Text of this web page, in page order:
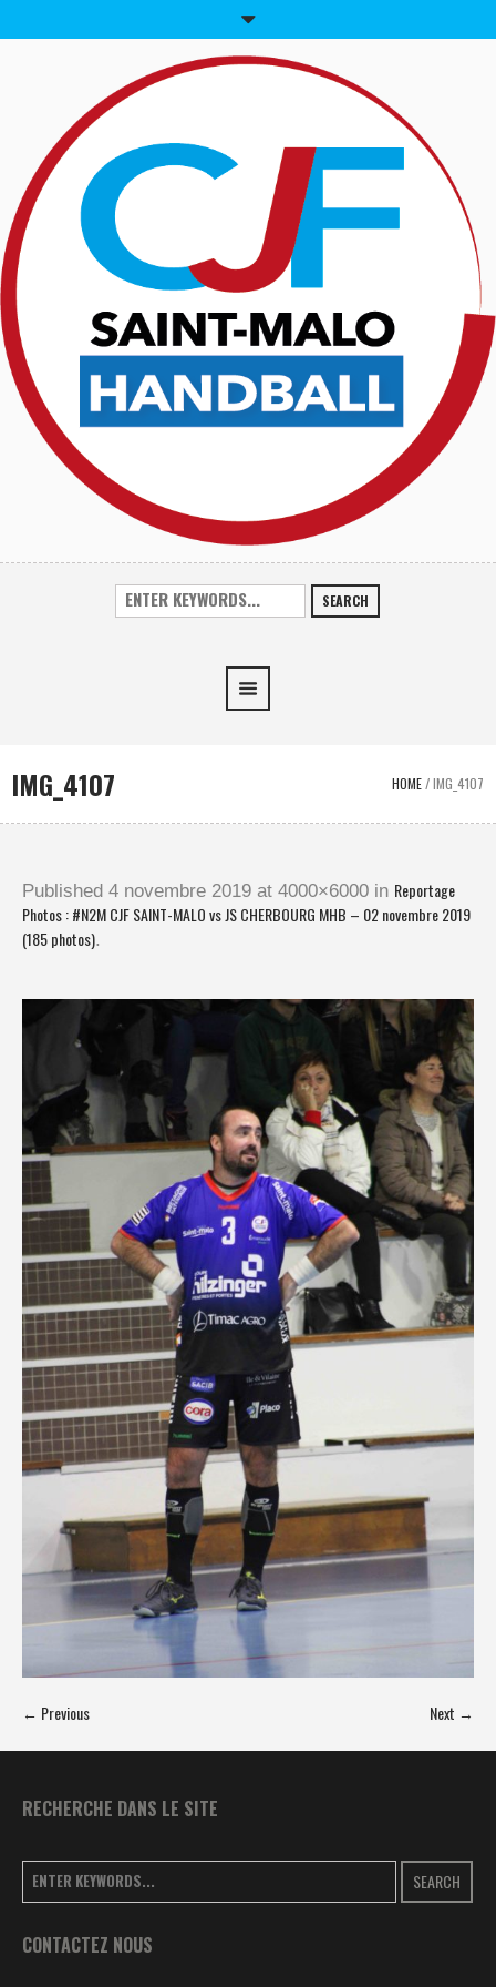
SEARCH
IMG_4107 HOME/IMG_4107
Published 4 novembre 2019 at 4000×6000 in Reportage
Photos : #N2M CJF SAINT-MALO vs JS CHERBOURG MHB – 02 novembre 2019
(185 photos).
← Previous Next →
RECHERCHE DANS LE SITE
SEARCH
CONTACTEZ NOUS